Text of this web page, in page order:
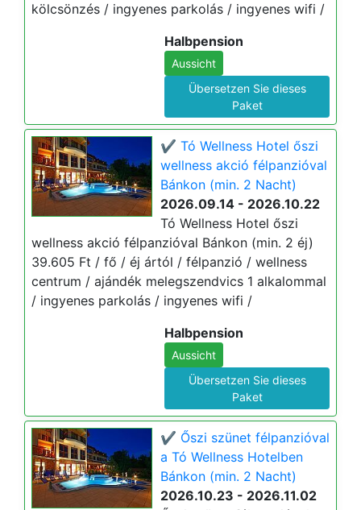
kölcsönzés / ingyenes parkolás / ingyenes wifi /
Halbpension
Aussicht
Übersetzen Sie dieses
Paket
✔️ Tó Wellness Hotel őszi
wellness akció félpanzióval
Bánkon (min. 2 Nacht)
2026.09.14 - 2026.10.22
Tó Wellness Hotel őszi
wellness akció félpanzióval Bánkon (min. 2 éj)
39.605 Ft / fő / éj ártól / félpanzió / wellness
centrum / ajándék melegszendvics 1 alkalommal
/ ingyenes parkolás / ingyenes wifi /
Halbpension
Aussicht
Übersetzen Sie dieses
Paket
✔️ Őszi szünet félpanzióval
a Tó Wellness Hotelben
Bánkon (min. 2 Nacht)
2026.10.23 - 2026.11.02